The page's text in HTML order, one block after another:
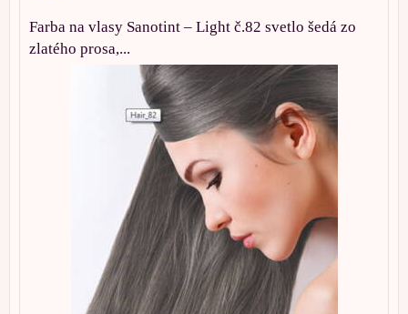
Farba na vlasy Sanotint – Light č.82 svetlo šedá zo
zlatého prosa,...